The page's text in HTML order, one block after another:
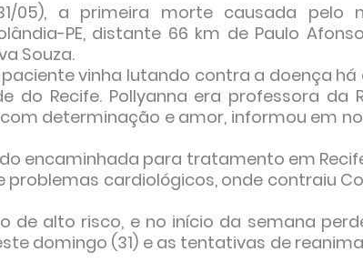
05), a primeira morte causada pelo
PE, distante 66 km de Paulo
Souza.
vinha lutando contra a doença há
do Recife. Pollyanna era professora da
determinação e amor, informou em
encaminhada para tratamento em
cardiológicos, onde contraiu
alto risco, e no início da semana
domingo (31) e as tentativas de